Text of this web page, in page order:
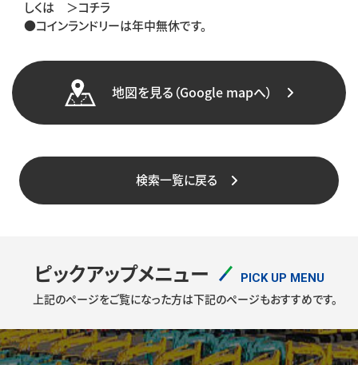
しくは ＞コチラ
●コインランドリーは年中無休です。
地図を見る（Google mapへ）
検索一覧に戻る
ピックアップメニュー PICK UP MENU
上記のページをご覧になった方は下記のページもおすすめです。